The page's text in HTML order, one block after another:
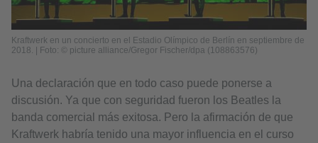
Kraftwerk en un concierto en el Estadio Olímpico de Berlín en septiembre de
2018. | Foto: © picture alliance/Gregor Fischer/dpa (108863576)
Una declaración que en todo caso puede ponerse a
discusión. Ya que con seguridad fueron los Beatles la
banda comercial más exitosa. Pero la afirmación de que
Kraftwerk habría tenido una mayor influencia en el curso